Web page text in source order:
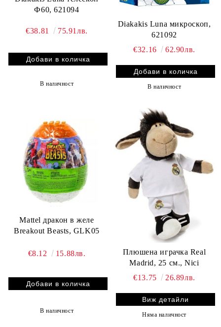
Ф60, 621094
€38.81 75.91лв.
В наличност
Diakakis Luna микроскоп,
621092
€32.16
62.90лв.
В наличност
Mattel дракон в желе
Breakout Beasts, GLK05
€8.12 15.88лв.
В наличност
Плюшена играчка Real
Madrid, 25 см., Nici
€13.75
26.89лв.
Виж детайли
Няма наличност